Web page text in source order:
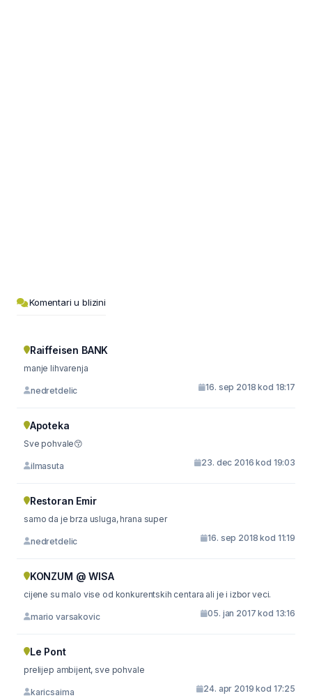
Komentari u blizini
Raiffeisen BANK
manje lihvarenja
nedretdelic 16. sep 2018 kod 18:17
Apoteka
Sve pohvale😙
ilmasuta 23. dec 2016 kod 19:03
Restoran Emir
samo da je brza usluga, hrana super
nedretdelic 16. sep 2018 kod 11:19
KONZUM @ WISA
cijene su malo vise od konkurentskih centara ali je i izbor veci.
mario varsakovic 05. jan 2017 kod 13:16
Le Pont
prelijep ambijent, sve pohvale
karicsaima 24. apr 2019 kod 17:25